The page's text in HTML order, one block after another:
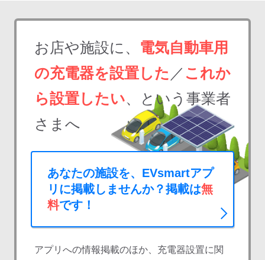
お店や施設に、 電気自動車用
の充電器を設置した ／ これか
ら設置したい、という事業者
さまへ
あなたの施設を、EVsmartアプ
リに掲載しませんか？掲載は無
料です！
アプリへの情報掲載のほか、充電器設置に関